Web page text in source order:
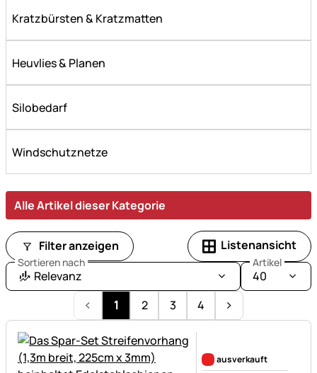
Kratzbürsten & Kratzmatten
Heuvlies & Planen
Silobedarf
Windschutznetze
Alle Artikel dieser Kategorie
Filter anzeigen Listenansicht
Sortieren nach
Relevanz
Artikel
40
1
2 3 4
ausverkauft